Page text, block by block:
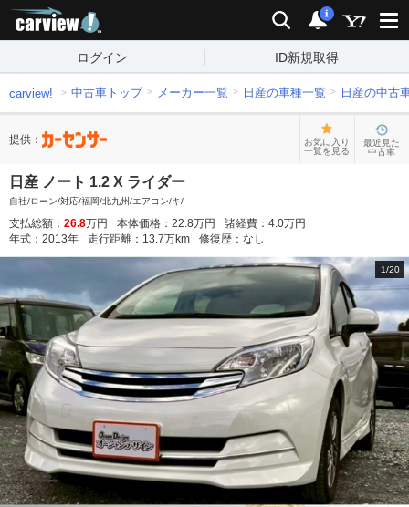
検索 通知
i
ログイン ID新規取得
carview! 中古車トップ メーカー一覧 日産の車種一覧 日産の中古
提供：
お気に入り
一覧を見る
最近見た
中古車
日産 ノート 1.2 X ライダー
自社/ローン/対応/福岡/北九州/エアコン/キ/
支払総額： 26.8万円 本体価格： 22.8万円 諸経費： 4.0万円
年式： 2013年 走行距離： 13.7万km 修復歴： なし
1/20